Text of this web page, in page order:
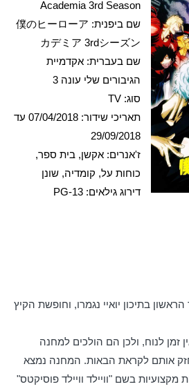
Academia 3rd Season
שם ביפנית: 僕のヒーローア
カデミア 3rdシーズン
שם בעברית: אקדמיית
הגיבורים שלי עונה 3
סוג: TV
תאריכי שידור: 07/04/2018 עד
29/09/2018
ז'אנרים: אקשן, בית ספר,
כוחות על, קומדיה, שונן
דירוג גילאים: PG-13
בתיכון יואיי נגמרו, וחופשת הקיץ
זמן לנוח, ולכן הם הולכים למחנה
אותם לקראת הבאות. המחנה נמצא
מקצועיות בשם "וויילד וויילד פוסיקטס"